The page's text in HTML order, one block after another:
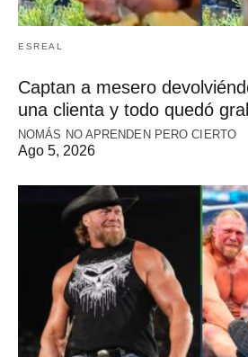
ESREAL
Captan a mesero
una clienta y todo quedó
NOMÁS NO APRENDEN PERO CIERTO
Ago 5, 2026